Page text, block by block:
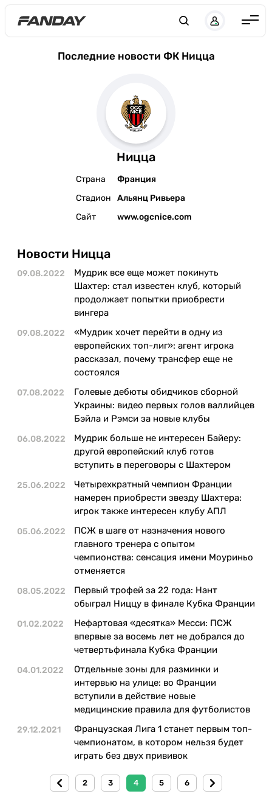
Букмекеры
Казино
Последние новости ФК Ницца
Ницца
Страна
Франция
Стадион
Альянц Ривьера
Сайт
www.ogcnice.com
Новости Ницца
09.08.2022
Мудрик все еще может покинуть
Шахтер: стал известен клуб, который
продолжает попытки приобрести
вингера
09.08.2022
«Мудрик хочет перейти в одну из
европейских топ-лиг»: агент игрока
рассказал, почему трансфер еще не
состоялся
07.08.2022
Голевые дебюты обидчиков сборной
Украины: видео первых голов валлийцев
Бэйла и Рэмси за новые клубы
06.08.2022
Мудрик больше не интересен Байеру:
другой европейский клуб готов
вступить в переговоры с Шахтером
25.06.2022
Четырехкратный чемпион Франции
намерен приобрести звезду Шахтера:
игрок также интересен клубу АПЛ
05.06.2022
ПСЖ в шаге от назначения нового
главного тренера c опытом
чемпионства: сенсация имени Моуриньо
отменяется
08.05.2022
Первый трофей за 22 года: Нант
обыграл Ниццу в финале Кубка Франции
01.02.2022
Нефартовая «десятка» Месси: ПСЖ
впервые за восемь лет не добрался до
четвертьфинала Кубка Франции
04.01.2022
Отдельные зоны для разминки и
интервью на улице: во Франции
вступили в действие новые
медицинские правила для футболистов
29.12.2021
Французская Лига 1 станет первым топ-
чемпионатом, в котором нельзя будет
играть без двух прививок
2 3 4 5 6